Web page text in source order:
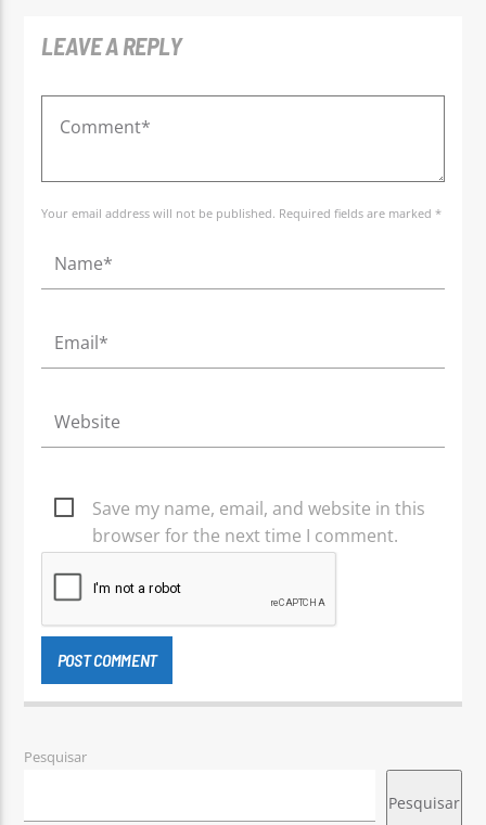
LEAVE A REPLY
Your email address will not be published. Required fields are marked *
Save my name, email, and website in this
browser for the next time I comment.
Pesquisar
Pesquisar